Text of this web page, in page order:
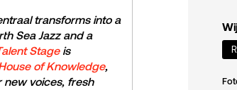
transforms into a
Sea Jazz and a
Stageis
of Knowledge,
new voices, fresh